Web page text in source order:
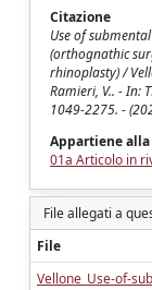
Citazione
Use of
(orthognathic
rhinoplasty) /
Ramieri, V.. - In:
1049-2275. -
Appartiene
01a Articolo in
File allegati a
File
Vellone_Use-of-